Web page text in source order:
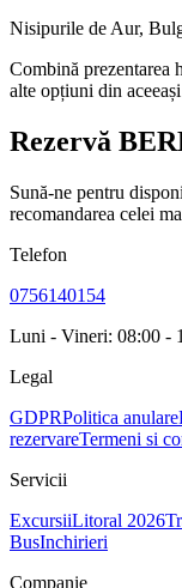
Nisipurile de Aur,
Combină prezentarea
alte opțiuni din
Rezervă
Sună-ne pentru
recomandarea celei
Telefon
0756140154
Luni - Vineri: 08:00 -
Legal
GDPRPolitica anulare
rezervareTermeni si
Servicii
ExcursiiLitoral 2026
BusInchirieri
Companie